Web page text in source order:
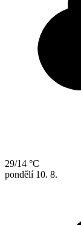
29/14 °C
pondělí 10. 8.